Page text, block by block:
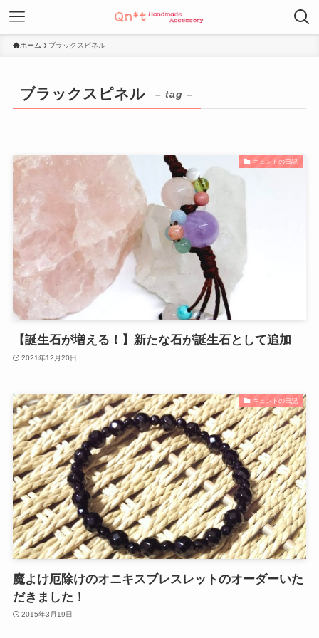
ホーム ブラックスピネル
ブラックスピネル – tag –
キュントの日記
【誕生石が増える！】新たな石が誕生石として追加
2021年12月20日
キュントの日記
魔よけ厄除けのオニキスブレスレットのオーダーいた
だきました！
2015年3月19日